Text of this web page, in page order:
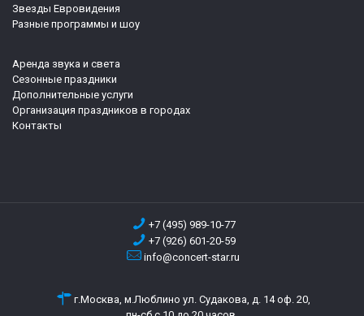
Звезды Евровидения
Разные программы и шоу
Аренда звука и света
Сезонные праздники
Дополнительные услуги
Организация праздников в городах
Контакты
+7 (495) 989-10-77
+7 (926) 601-20-59
info@concert-star.ru
г.Москва, м.Люблино ул. Судакова, д. 14 оф. 20,